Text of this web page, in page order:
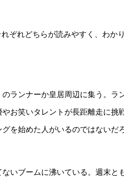
ぞれどちらが読みやすく、わか
ランナーか皇居周辺に集う。ラ
お笑いタレントが長距離走に挑
を始めた人がいるのではないだ
いブームに沸いている。週末と